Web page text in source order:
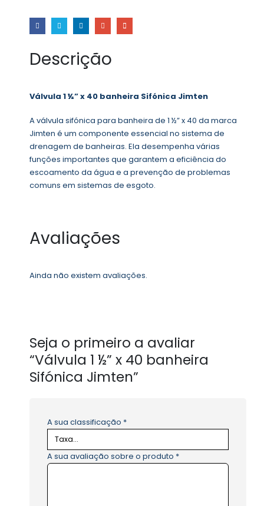
Descrição
Válvula 1 ½” x 40 banheira Sifónica Jimten
A válvula sifónica para banheira de 1 ½” x 40 da marca
Jimten é um componente essencial no sistema de
drenagem de banheiras. Ela desempenha várias
funções importantes que garantem a eficiência do
escoamento da água e a prevenção de problemas
comuns em sistemas de esgoto.
Avaliações
Ainda não existem avaliações.
Seja o primeiro a avaliar
“Válvula 1 ½” x 40 banheira
Sifónica Jimten”
A sua classificação *
A sua avaliação sobre o produto *